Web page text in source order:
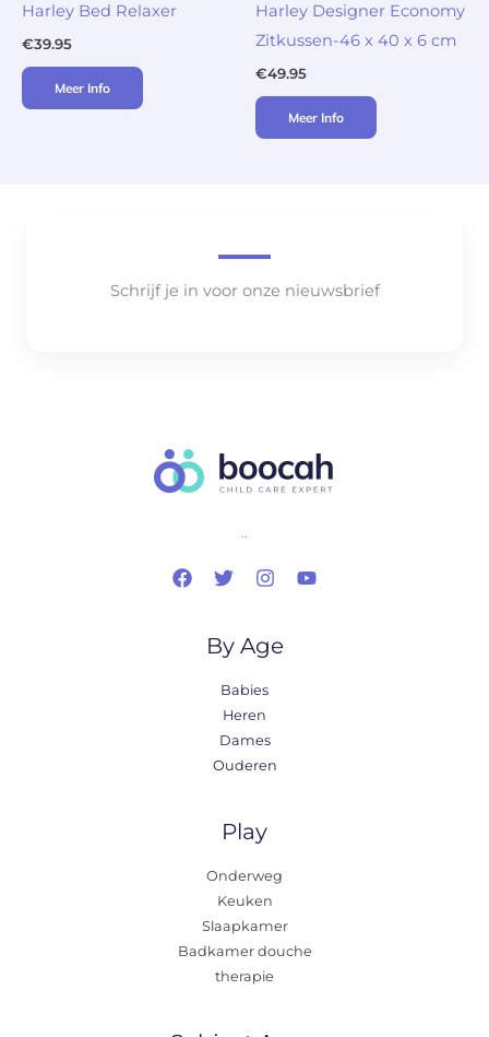
Harley Bed Relaxer
€39.95
Meer Info
Harley Designer Economy
Zitkussen-46 x 40 x 6 cm
€49.95
Meer Info
Schrijf je in voor onze nieuwsbrief
..
By Age
Babies
Heren
Dames
Ouderen
Play
Onderweg
Keuken
Slaapkamer
Badkamer douche
therapie